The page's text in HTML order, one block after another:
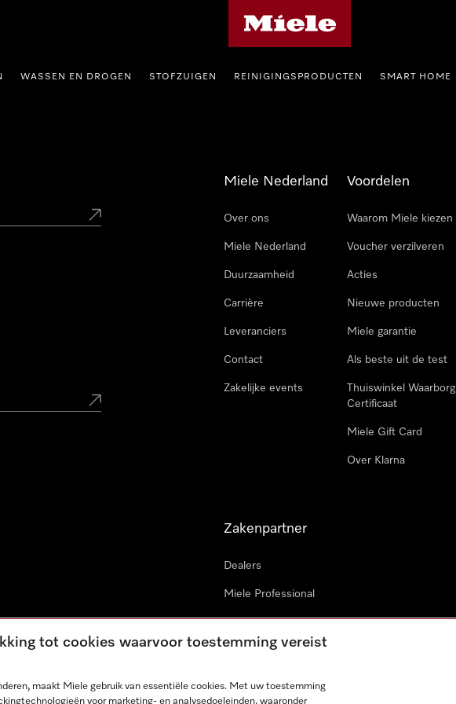
WASSEN EN DROGEN STOFZUIGEN REINIGINGSPRODUCTEN SMART HOME
Miele Nederland
Over ons
Miele Nederland
Duurzaamheid
Carrière
Leveranciers
Contact
Zakelijke events
Voordelen
Waarom Miele kiezen
Voucher verzilveren
Acties
Nieuwe producten
Miele garantie
Als beste uit de test
Thuiswinkel Waarborg
Certificaat
Miele Gift Card
Over Klarna
Zakenpartner
Dealers
Miele Professional
Miele in projecten
Miele Marine
tot cookies waarvoor toestemming vereist
maakt Miele gebruik van essentiële cookies. Met uw toestemming
voor marketing- en analysedoeleinden, waaronder